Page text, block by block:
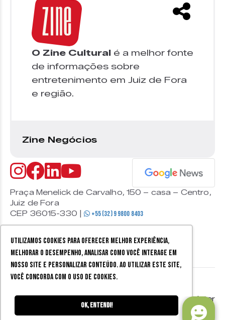
Utilizamos cookies para oferecer melhor experiência,
melhorar o desempenho, analisar como você interage em
nosso site e personalizar conteúdo. Ao utilizar este site,
você concorda com o uso de cookies.
Ok, entendi!
O Zine Cultural é a melhor fonte
de informações sobre
entretenimento em Juiz de Fora
e região.
Zine Negócios
Praça Menelick de Carvalho, 150 – casa – Centro,
Juiz de Fora
CEP 36015-330 |
+55 (32) 9 9800 8403
os direitos reservados.
Mobister